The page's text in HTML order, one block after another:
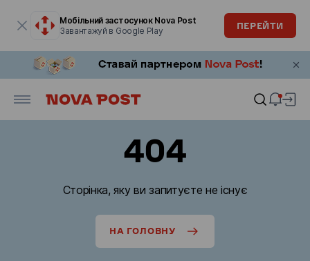
Мобільний застосунок Nova Post
Завантажуй в Google Play
ПЕРЕЙТИ
404
Сторінка, яку ви запитуєте не існує
НА ГОЛОВНУ